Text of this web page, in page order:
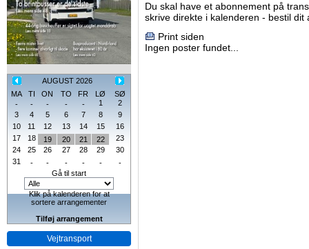
AUGUST 2026
MA
TI ON TO FR LØ
SØ
-
- - - - 1
2
3
4 5 6 7 8
9
10
11 12 13 14 15
16
17
18 19 20 21 22
23
24
25 26 27 28 29
30
31
- - - - -
-
Gå til start
Klik på kalenderen for at
sortere arrangementer
Tilføj arrangement
Vejtransport
Du skal have et abonnement på
skrive direkte i kalenderen - bestil dit
Print siden
Ingen poster fundet...